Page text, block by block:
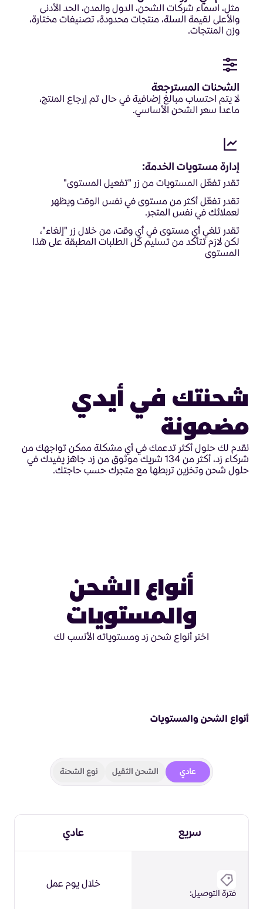
مثل، اسماء شركات الشحن، الدول والمدن، الحد الأدنى
والأعلى لقيمة السلة، منتجات محدودة، تصنيفات مختارة،
وزن المنتجات.
الشحنات المسترجعة
لا يتم احتساب مبالغ إضافية في حال تم إرجاع المنتج،
ماعدا سعر الشحن الأساسي.
إدارة مستويات الخدمة:
تقدر تفعّل المستويات من زر "تفعيل المستوى"
تقدر تفعّل أكثر من مستوى في نفس الوقت ويظهر
لعملائك في نفس المتجر.
تقدر تلغي أي مستوى في أي وقت، من خلال زر "إلغاء"،
لكن لازم تتأكد من تسليم كل الطلبات المطبقة على هذا
المستوى
شحنتك في أيدي
مضمونة
نقدم لك حلول أكثر تدعمك في أي مشكلة ممكن تواجهك من
شركاء زد، أكثر من 134 شريك موثوق من زد جاهز يفيدك في
حلول شحن وتخزين تربطها مع متجرك حسب حاجتك.
أنواع الشحن
والمستويات
اختر أنواع شحن زد ومستوياته الأنسب لك
أنواع الشحن والمستويات
عادي الشحن الثقيل نوع الشحنة
سريع عادي
فترة التوصيل:
خلال يوم عمل